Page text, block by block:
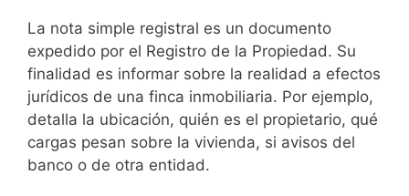
La nota simple registral es un documento
expedido por el Registro de la Propiedad. Su
finalidad es informar sobre la realidad a efectos
jurídicos de una finca inmobiliaria. Por ejemplo,
detalla la ubicación, quién es el propietario, qué
cargas pesan sobre la vivienda, si avisos del
banco o de otra entidad.